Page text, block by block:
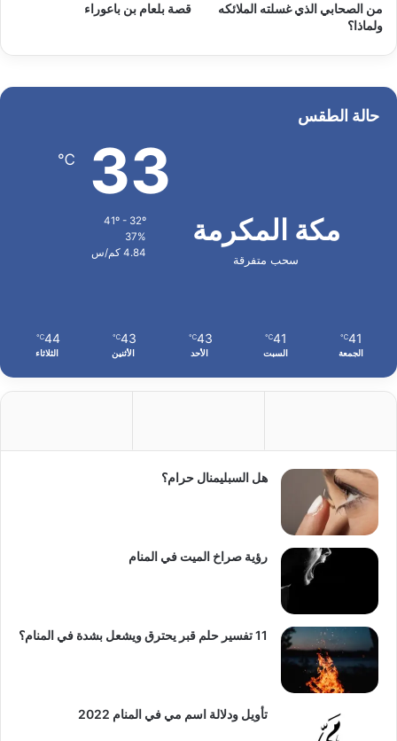
من الصحابي الذي غسلته الملائكه
ولماذا؟
قصة بلعام بن باعوراء
حالة الطقس
مكة المكرمة
سحب متفرقة
33
℃
41º - 32º
37%
4.84 كم/س
41
℃
الجمعة
41
℃
السبت
43
℃
الأحد
43
℃
الأثنين
44
℃
الثلاثاء
هل السبليمنال حرام؟
رؤية صراخ الميت في المنام
11 تفسير حلم قبر يحترق ويشعل بشدة في المنام؟
تأويل ودلالة اسم مي في المنام 2022